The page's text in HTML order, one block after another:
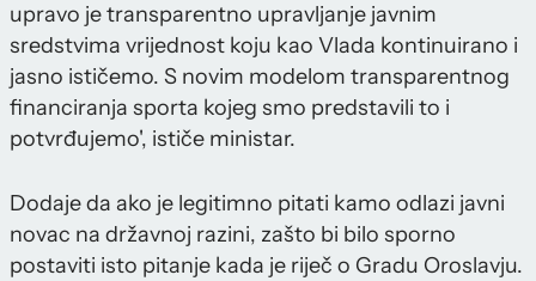
upravo je transparentno upravljanje javnim
sredstvima vrijednost koju kao Vlada kontinuirano i
jasno ističemo. S novim modelom transparentnog
financiranja sporta kojeg smo predstavili to i
potvrđujemo', ističe ministar.
Dodaje da ako je legitimno pitati kamo odlazi javni
novac na državnoj razini, zašto bi bilo sporno
postaviti isto pitanje kada je riječ o Gradu Oroslavju.